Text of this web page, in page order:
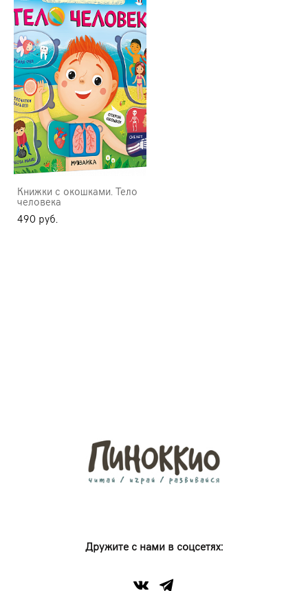
Книжки с окошками. Тело
человека
490 pуб.
Дружите с нами в соцсетях: